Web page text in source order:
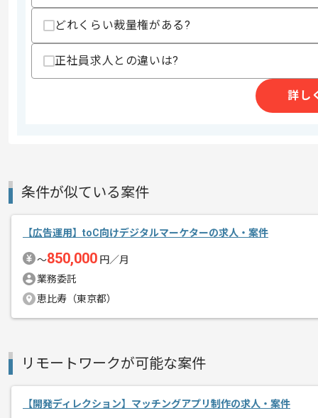
作業開始日
2025/10/01
エージェントからのコ
テレビ放送企業のグループ会社として
主にイベント企画から制作を手掛ける
どれくらい裁量権がある?
正社員求人との違いは?
詳し
条件が似ている案件
【広告運用】toC向けデジタルマーケターの求人・案件
〜850,000 円／月
業務委託
恵比寿（東京都）
リモートワークが可能な案件
【開発ディレクション】マッチングアプリ制作の求人・案件